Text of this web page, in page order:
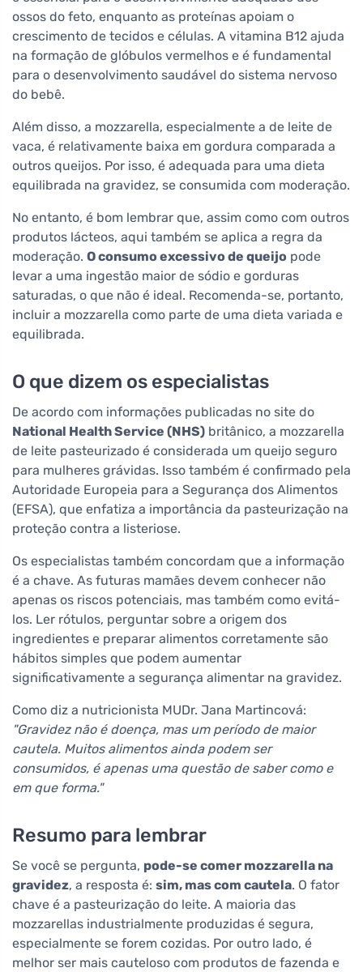
ossos do feto, enquanto as proteínas apoiam o
crescimento de tecidos e células. A vitamina B12 ajuda
na formação de glóbulos vermelhos e é fundamental
para o desenvolvimento saudável do sistema nervoso
do bebê.
Além disso, a mozzarella, especialmente a de leite de
vaca, é relativamente baixa em gordura comparada a
outros queijos. Por isso, é adequada para uma dieta
equilibrada na gravidez, se consumida com moderação.
No entanto, é bom lembrar que, assim como com outros
produtos lácteos, aqui também se aplica a regra da
moderação. O consumo excessivo de queijo pode
levar a uma ingestão maior de sódio e gorduras
saturadas, o que não é ideal. Recomenda-se, portanto,
incluir a mozzarella como parte de uma dieta variada e
equilibrada.
O que dizem os especialistas
De acordo com informações publicadas no site do
National Health Service (NHS) britânico, a mozzarella
de leite pasteurizado é considerada um queijo seguro
para mulheres grávidas. Isso também é confirmado pela
Autoridade Europeia para a Segurança dos Alimentos
(EFSA), que enfatiza a importância da pasteurização na
proteção contra a listeriose.
Os especialistas também concordam que a informação
é a chave. As futuras mamães devem conhecer não
apenas os riscos potenciais, mas também como evitá-
los. Ler rótulos, perguntar sobre a origem dos
ingredientes e preparar alimentos corretamente são
hábitos simples que podem aumentar
significativamente a segurança alimentar na gravidez.
Como diz a nutricionista MUDr. Jana Martincová:
"Gravidez não é doença, mas um período de maior
cautela. Muitos alimentos ainda podem ser
consumidos, é apenas uma questão de saber como e
em que forma."
Resumo para lembrar
Se você se pergunta, pode-se comer mozzarella na
gravidez, a resposta é: sim, mas com cautela. O fator
chave é a pasteurização do leite. A maioria das
mozzarellas industrialmente produzidas é segura,
especialmente se forem cozidas. Por outro lado, é
melhor ser mais cauteloso com produtos de fazenda e